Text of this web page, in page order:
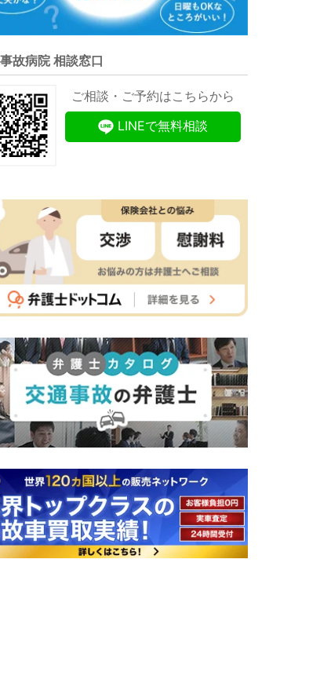
故病院 相談窓口
ご相談・ご予約はこちらから
LINEで無料相談